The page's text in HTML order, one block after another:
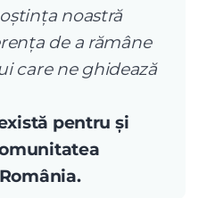
noastră
de a rămâne
care ne ghidează
pentru și